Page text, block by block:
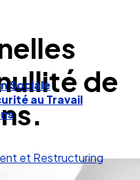
Sociale
au Travail
et Restructuring
de